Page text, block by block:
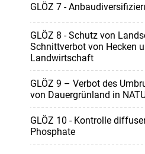
GLÖZ 7 -
GLÖZ 8 - Schutz von
Schnittverbot von Hecken
Landwirtschaft
GLÖZ 9 – Verbot des
von Dauergrünland in
GLÖZ 10 - Kontrolle
Phosphate